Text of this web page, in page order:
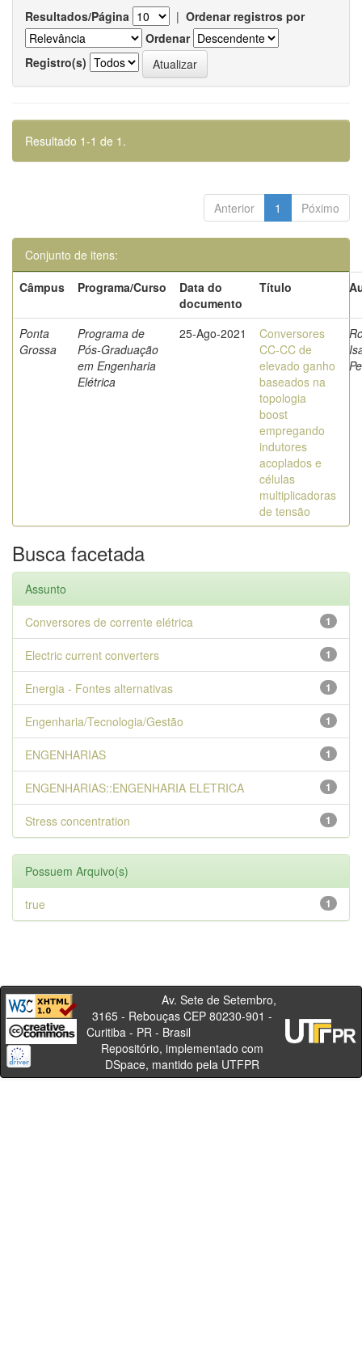
Resultados/Página | Ordenar registros por
Ordenar
Registro(s)
Resultado 1-1 de 1.
Anterior 1 Póximo
Conjunto de itens:
Câmpus
Programa/Curso
Data do
documento
Título
Ponta
Grossa
Programa de
Pós-Graduação
em Engenharia
Elétrica
25-Ago-2021
Conversores
CC-CC de
elevado ganho
baseados na
topologia
boost
empregando
indutores
acoplados e
células
multiplicadoras
de tensão
Busca facetada
Assunto
1
Conversores de corrente elétrica
1
Electric current converters
1
Energia - Fontes alternativas
1
Engenharia/Tecnologia/Gestão
1
ENGENHARIAS
1
ENGENHARIAS::ENGENHARIA ELETRICA
1
Stress concentration
Possuem Arquivo(s)
1
true
Av. Sete de Setembro,
3165 - Rebouças CEP 80230-901 -
Curitiba - PR - Brasil
Repositório, implementado com
DSpace, mantido pela UTFPR